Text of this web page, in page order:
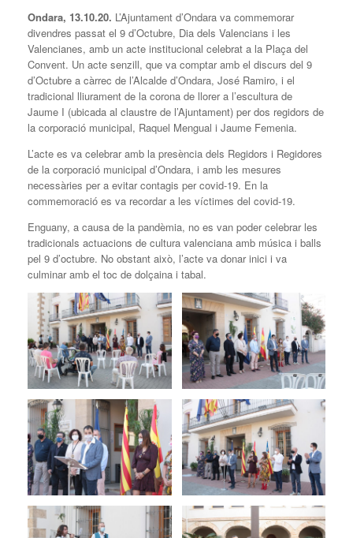
Ondara, 13.10.20. L’Ajuntament d’Ondara va commemorar
divendres passat el 9 d’Octubre, Dia dels Valencians i les
Valencianes, amb un acte institucional celebrat a la Plaça del
Convent. Un acte senzill, que va comptar amb el discurs del 9
d’Octubre a càrrec de l’Alcalde d’Ondara, José Ramiro, i el
tradicional lliurament de la corona de llorer a l’escultura de
Jaume I (ubicada al claustre de l’Ajuntament) per dos regidors de
la corporació municipal, Raquel Mengual i Jaume Femenia.
L’acte es va celebrar amb la presència dels Regidors i Regidores
de la corporació municipal d’Ondara, i amb les mesures
necessàries per a evitar contagis per covid-19. En la
commemoració es va recordar a les víctimes del covid-19.
Enguany, a causa de la pandèmia, no es van poder celebrar les
tradicionals actuacions de cultura valenciana amb música i balls
pel 9 d’octubre. No obstant això, l’acte va donar inici i va
culminar amb el toc de dolçaina i tabal.